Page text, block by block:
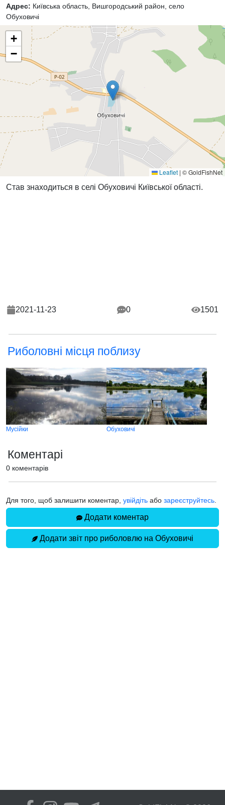
Адрес: Київська область, Вишгородський район, село
Обуховичі
+
−
Leaflet | © GoldFishNet
Став знаходиться в селі Обуховичі Київської області.
2021-11-23 0 1501
Риболовні місця поблизу
Мусійки Обуховичі
Коментарі
0 коментарів
Для того, щоб залишити коментар, увійдіть або зареєструйтесь
Додати коментар
Додати звіт про риболовлю на Обуховичі